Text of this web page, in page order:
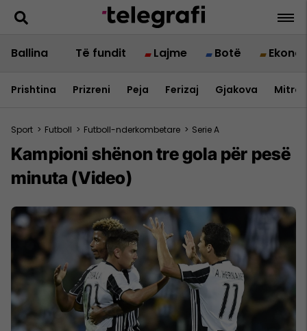
Ballina Të fundit Lajme Botë
Prishtina Prizreni Peja Ferizaj Gjakova
Sport > Futboll > Futboll-nderkombetare > Serie A
Kampioni shënon tre gola për pesë
minuta (Video)